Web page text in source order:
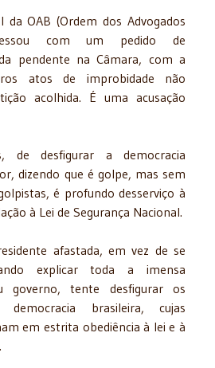
da OAB (Ordem dos Advogados
com um pedido de
pendente na Câmara, com a
atos de improbidade não
acolhida. É uma acusação
de desfigurar a democracia
dizendo que é golpe, mas sem
é profundo desserviço à
à Lei de Segurança Nacional.
afastada, em vez de se
explicar toda a imensa
governo, tente desfigurar os
democracia brasileira, cujas
em estrita obediência à lei e à